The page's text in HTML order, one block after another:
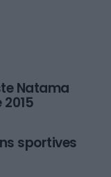
Natama
sportives